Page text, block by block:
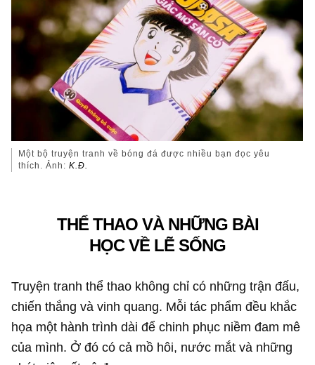
Một bộ truyện tranh về bóng đá được nhiều bạn đọc yêu
thích. Ảnh:K.Đ.
THỂ THAO VÀ NHỮNG BÀI
HỌC VỀ LẼ SỐNG
Truyện tranh thể thao không chỉ có những trận đấu,
chiến thắng và vinh quang. Mỗi tác phẩm đều khắc
họa một hành trình dài để chinh phục niềm đam mê
của mình. Ở đó có cả mồ hôi, nước mắt và những